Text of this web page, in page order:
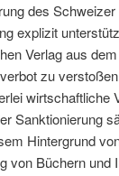
des
explizit
Verlag aus
zu
wirtschaftliche
Sanktionierung
Hintergrund
von Büchern